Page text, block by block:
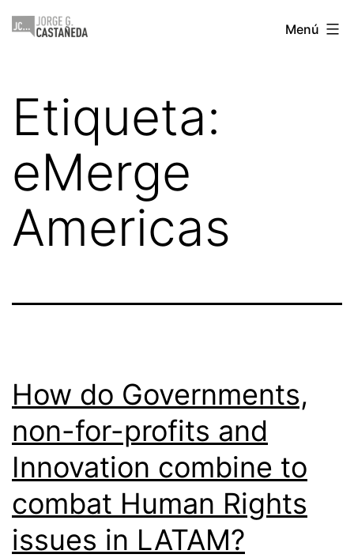
Saltar
Jorge
Menú
Etiqueta:
eMerge
Americas
How do Governments,
non-for-profits and
Innovation combine to
combat Human Rights
issues in LATAM?